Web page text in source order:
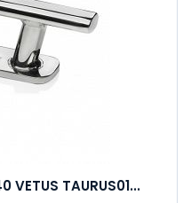
VETUS TAURUS01...